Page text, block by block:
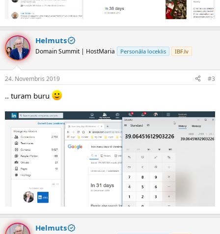
Helmuts
Domain Summit | HostMaria Personāla loceklis IBF.lv
24. Novembris 2019 #3
.. turam buru
Helmuts